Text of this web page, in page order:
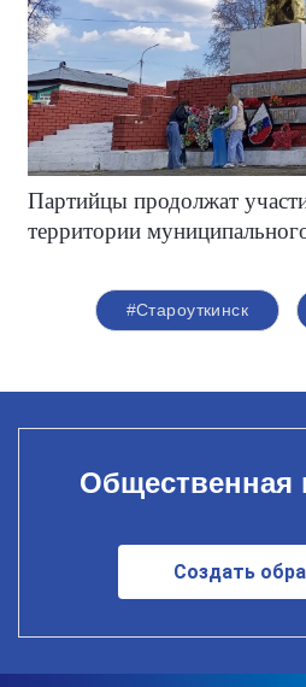
Партийцы продолжат
территории
#Староуткинск
Общественная
Создать